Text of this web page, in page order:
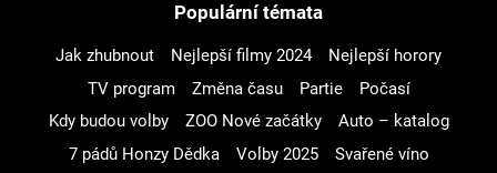
Populární témata
Jak zhubnout Nejlepší filmy 2024
Nejlepší horory
TV program
Změna času Partie
Počasí
Kdy budou volby
ZOO Nové začátky
Auto – katalog
7 pádů Honzy Dědka
Volby 2025
Svařené víno